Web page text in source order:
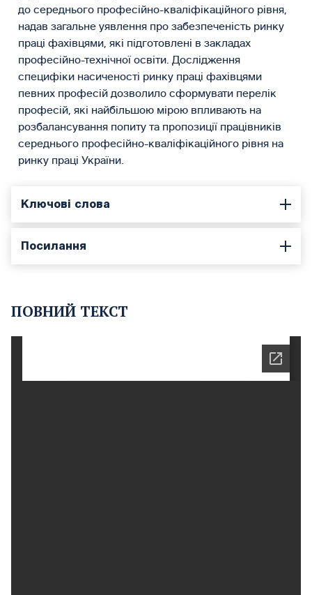
до серед­нього професійно-кваліфікаційного рівня,
надав загальне уявлення про забезпеченість ринку
праці фахівцями, які підготовлені в закладах
професійно-технічної освіти. Дослідження
специфіки насиченості ринку праці фахівцями
певних професій дозволило сформувати перелік
професій, які найбільшою мірою впливають на
розбалансування попиту та пропозиції працівників
середнього професійно-кваліфікаційного рівня на
ринку праці України.
Ключові слова
Посилання
ПОВНИЙ ТЕКСТ